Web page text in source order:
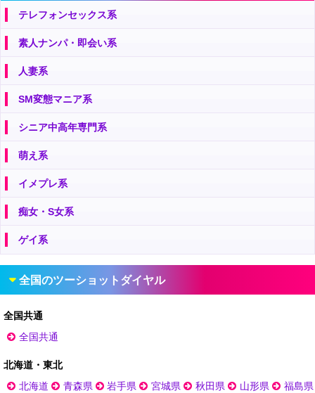
テレフォンセックス系
素人ナンパ・即会い系
人妻系
SM変態マニア系
シニア中高年専門系
萌え系
イメプレ系
痴女・S女系
ゲイ系
全国のツーショットダイヤル
全国共通
全国共通
北海道・東北
北海道
青森県 岩手県 宮城県 秋田県 山形県 福島県